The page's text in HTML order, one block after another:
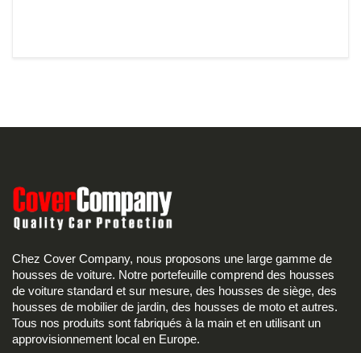
Chez Cover Company, nous proposons une large gamme de
housses de voiture. Notre portefeuille comprend des housses
de voiture standard et sur mesure, des housses de siège, des
housses de mobilier de jardin, des housses de moto et autres.
Tous nos produits sont fabriqués à la main et en utilisant un
approvisionnement local en Europe.